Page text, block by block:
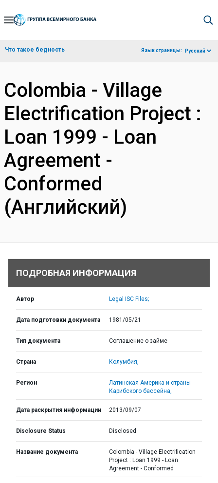
Skip
Navigation
Что такое бедность Язык страницы: Русский
Colombia - Village
Electrification Project :
Loan 1999 - Loan
Agreement -
Conformed
(Английский)
ПОДРОБНАЯ ИНФОРМАЦИЯ
Автор Legal ISC Files;
Дата подготовки документа 1981/05/21
Тип документа Соглашение о займе
Страна Колумбия,
Регион
Латинская Америка и страны
Карибского бассейна,
Дата раскрытия информации 2013/09/07
Disclosure Status Disclosed
Название документа
Colombia - Village Electrification
Project : Loan 1999 - Loan
Agreement - Conformed